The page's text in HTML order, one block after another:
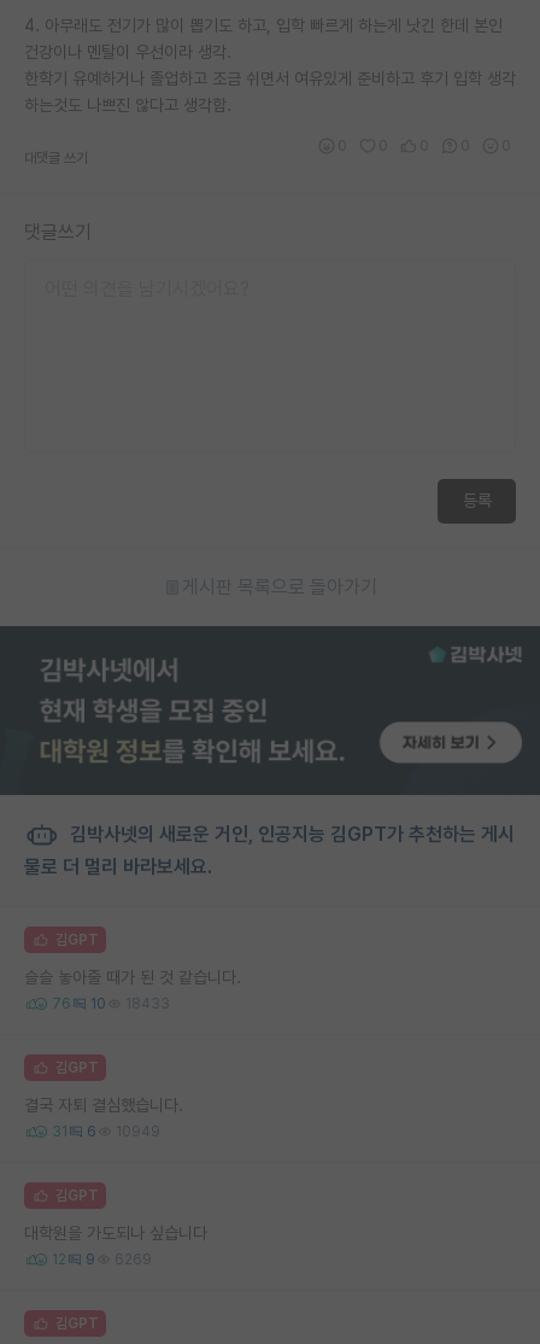
4. 아무래도 전기가 많이 뽑기도 하고, 입학 빠르게 하는게 낫긴 한데 본인
건강이나 멘탈이 우선이라 생각.
한학기 유예하거나 졸업하고 조금 쉬면서 여유있게 준비하고 후기 입학 생각
하는것도 나쁘진 않다고 생각함.
대댓글 쓰기
댓글쓰기
등록
게시판 목록으로 돌아가기
김박사넷의 새로운 거인, 인공지능 김GPT가 추천하는 게시
물로 더 멀리 바라보세요.
김GPT
슬슬 놓아줄 때가 된 것 같습니다.
76 10 18433
김GPT
결국 자퇴 결심했습니다.
31 6 10949
김GPT
대학원을 가도되나 싶습니다
12 9 6269
김GPT